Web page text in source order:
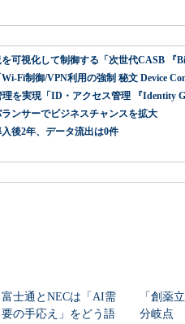
可視化して制御する「次世代CASB 『
Fi制御/VPN利用の強制 秘文 Device
を実現「ID・アクセス管理 『Identity
ンサーでビジネスチャンスを拡大
後2年、データ流出は0件
富士通とNECは「AI需
要の手応え」をどう語
「創薬
分岐点